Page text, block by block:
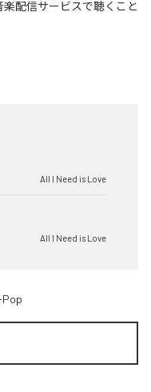
楽配信サービスで聴くこと
All I Need is Love
All I Need is Love